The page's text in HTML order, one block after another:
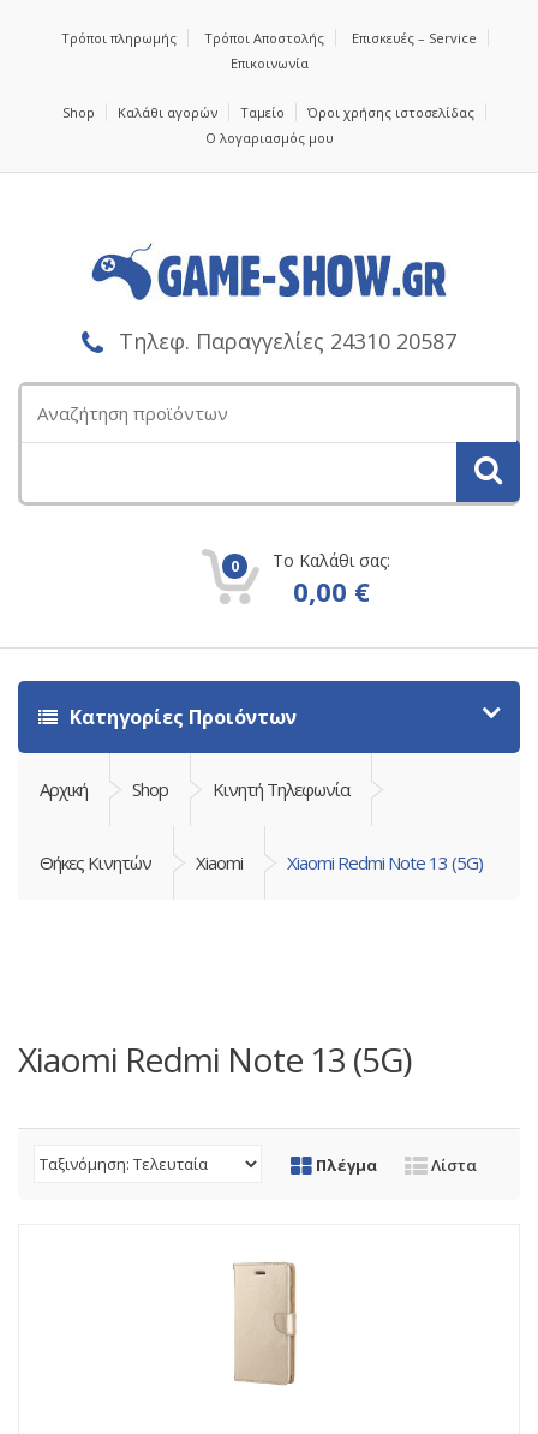
Τρόποι πληρωμής Τρόποι Αποστολής
Επισκευές – Service
Επικοινωνία
Shop Καλάθι αγορών Ταμείο
Όροι χρήσης ιστοσελίδας
Ο λογαριασμός μου
Τηλεφ. Παραγγελίες 24310 20587
για:
0 Το Καλάθι σας:
0,00 €
Κατηγορίες Προιόντων
Αρχική Shop Κινητή Τηλεφωνία
Θήκες Κινητών Xiaomi Xiaomi Redmi Note 13 (5G)
Xiaomi Redmi Note 13 (5G)
Πλέγμα Λίστα